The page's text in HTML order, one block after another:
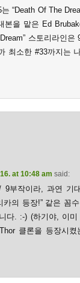
“Death Of The
본을 맡은 Ed
스토리라인은
최소한 #33까지는
at 10:48 am said:
부작이라, 과연 기
카의 등장!” 같은 꼼
다. :-) (하기야, 이
클론을 등장시